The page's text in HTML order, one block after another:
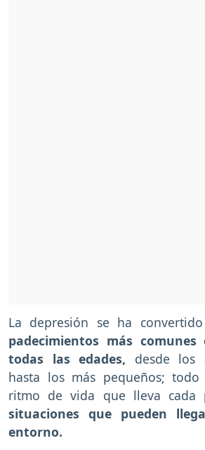
La depresión se ha
padecimientos más
todas las edades, desde los
hasta los más pequeños;
ritmo de vida que lleva cada
situaciones que pueden
entorno.